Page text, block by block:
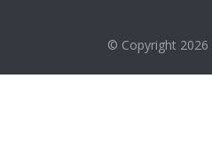
© Copyright 2026